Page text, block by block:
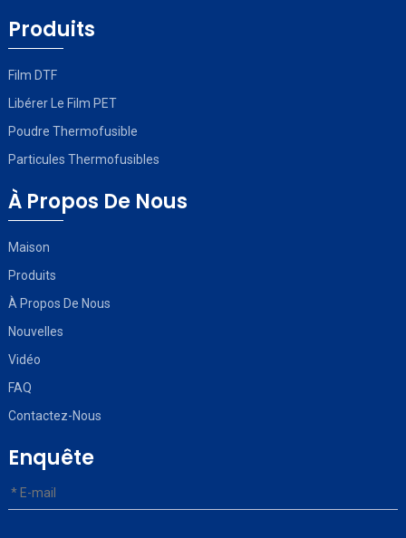
Produits
Film DTF
Libérer Le Film PET
Poudre Thermofusible
Particules Thermofusibles
À Propos De Nous
Maison
Produits
À Propos De Nous
Nouvelles
Vidéo
FAQ
Contactez-Nous
Enquête